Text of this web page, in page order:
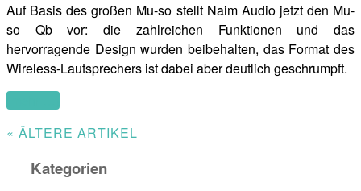
Auf Basis des großen Mu-so stellt Naim Audio jetzt den Mu-
so Qb vor: die zahlreichen Funktionen und das
hervorragende Design wurden beibehalten, das Format des
Wireless-Lautsprechers ist dabei aber deutlich geschrumpft.
« ÄLTERE ARTIKEL
Kategorien